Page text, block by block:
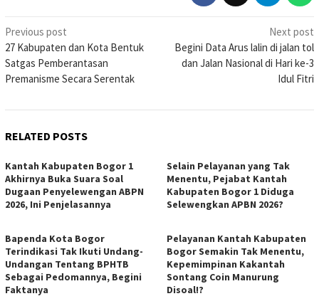
Post
navigation
Previous post
27 Kabupaten dan Kota Bentuk
Satgas Pemberantasan
Premanisme Secara Serentak
Next post
Begini Data Arus lalin di jalan tol
dan Jalan Nasional di Hari ke-3
Idul Fitri
RELATED POSTS
Kantah Kabupaten Bogor 1
Akhirnya Buka Suara Soal
Dugaan Penyelewengan ABPN
2026, Ini Penjelasannya
Selain Pelayanan yang Tak
Menentu, Pejabat Kantah
Kabupaten Bogor 1 Diduga
Selewengkan APBN 2026?
Bapenda Kota Bogor
Terindikasi Tak Ikuti Undang-
Undangan Tentang BPHTB
Sebagai Pedomannya, Begini
Faktanya
Pelayanan Kantah Kabupaten
Bogor Semakin Tak Menentu,
Kepemimpinan Kakantah
Sontang Coin Manurung
Disoal!?